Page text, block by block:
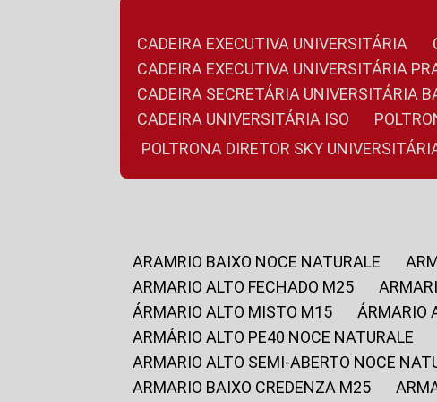
CADEIRA EXECUTIVA UNIVERSITÁRIA
CADEIRA EXECUTIVA UNIVERSITÁRIA
CADEIRA SECRETÁRIA UNIVERSITÁRIA
CADEIRA UNIVERSITÁRIA ISO
POLTRONA DIRETOR SKY
ARAMRIO BAIXO NOCE NATURALE
ARMARIO ALTO FECHADO M25
ÁRMARIO ALTO MISTO M15
ARMÁRIO ALTO PE40 NOCE NATURALE
ARMARIO ALTO SEMI-ABERTO NOCE
ARMARIO BAIXO CREDENZA M25